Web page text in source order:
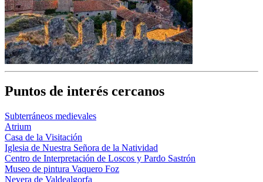
Puntos de interés cercanos
Subterráneos medievales
Atrium
Casa de la Visitación
Iglesia de Nuestra Señora de la Natividad
Centro de Interpretación de Loscos y Pardo Sastrón
Museo de pintura Vaquero Foz
Nevera de Valdealgorfa